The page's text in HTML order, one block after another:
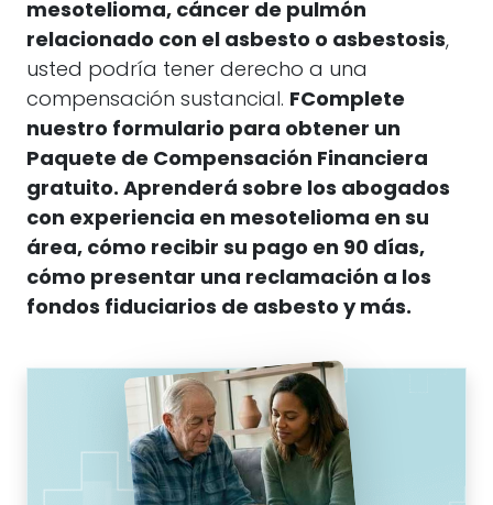
mesotelioma, cáncer de pulmón
relacionado con el asbesto o asbestosis,
usted podría tener derecho a una
compensación sustancial. FComplete
nuestro formulario para obtener un
Paquete de Compensación Financiera
gratuito. Aprenderá sobre los abogados
con experiencia en mesotelioma en su
área, cómo recibir su pago en 90 días,
cómo presentar una reclamación a los
fondos fiduciarios de asbesto y más.